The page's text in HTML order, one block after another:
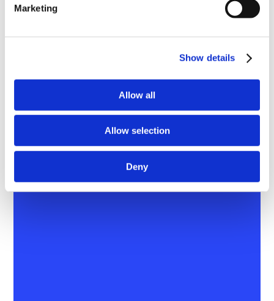
Marketing
Show details
Allow all
Allow selection
Deny